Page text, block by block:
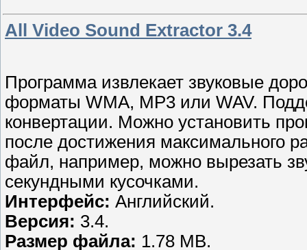
All Video Sound Extractor 3.4
Программа извлекает звуковые
форматы WMA, MP3 или WAV.
конвертации. Можно установить
после достижения максимального
файл, например, можно вырезать
секундными кусочками.
Интерфейс: Английский.
Версия: 3.4.
Размер файла: 1.78 MB.